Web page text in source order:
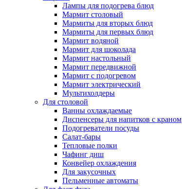
Лампы для подогрева блюд
Мармит столовый
Мармиты для вторых блюд
Мармиты для первых блюд
Мармит водяной
Мармит для шоколада
Мармит настольный
Мармит передвижной
Мармит с подогревом
Мармит электрический
Мультихолдеры
Для столовой
Ванны охлаждаемые
Диспенсеры для напитков с краном
Подогреватели посуды
Салат-бары
Тепловые полки
Чафинг диш
Конвейер охлаждения
Для закусочных
Пельменные автоматы